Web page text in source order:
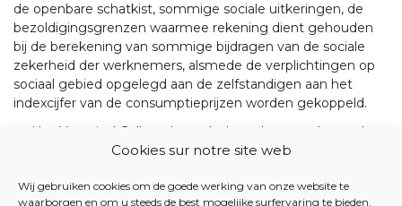
Cookies sur notre site web
Wij gebruiken cookies om de goede werking van onze website te
waarborgen en om u steeds de best mogelijke surfervaring te bieden.
de openbare schatkist, sommige sociale uitkeringen, de
bezoldigingsgrenzen waarmee rekening dient gehouden
bij de berekening van sommige bijdragen van de sociale
zekerheid der werknemers, alsmede de verplichtingen op
sociaal gebied opgelegd aan de zelfstandigen aan het
indexcijfer van de consumptieprijzen worden gekoppeld.
Het Verenigd College bepaalt de nadere regels van de
indexering zoals bedoeld in het eerste lid.
JUSTEL DATABANK